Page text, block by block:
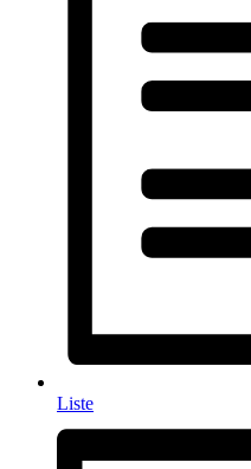
Liste